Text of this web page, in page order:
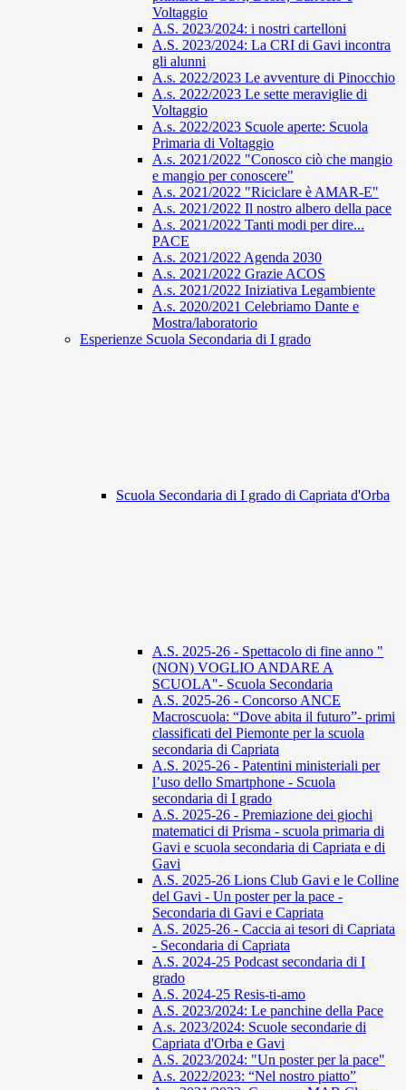
Voltaggio
A.S. 2023/2024: i nostri cartelloni
A.S. 2023/2024: La CRI di Gavi incontra
gli alunni
A.s. 2022/2023 Le avventure di Pinocchio
A.s. 2022/2023 Le sette meraviglie di
Voltaggio
A.s. 2022/2023 Scuole aperte: Scuola
Primaria di Voltaggio
A.s. 2021/2022 "Conosco ciò che mangio
e mangio per conoscere"
A.s. 2021/2022 "Riciclare è AMAR-E"
A.s. 2021/2022 Il nostro albero della pace
A.s. 2021/2022 Tanti modi per dire...
PACE
A.s. 2021/2022 Agenda 2030
A.s. 2021/2022 Grazie ACOS
A.s. 2021/2022 Iniziativa Legambiente
A.s. 2020/2021 Celebriamo Dante e
Mostra/laboratorio
Esperienze Scuola Secondaria di I grado
Scuola Secondaria di I grado di Capriata d'Orba
A.S. 2025-26 - Spettacolo di fine anno "
(NON) VOGLIO ANDARE A
SCUOLA"- Scuola Secondaria
A.S. 2025-26 - Concorso ANCE
Macroscuola: “Dove abita il futuro”- primi
classificati del Piemonte per la scuola
secondaria di Capriata
A.S. 2025-26 - Patentini ministeriali per
l’uso dello Smartphone - Scuola
secondaria di I grado
A.S. 2025-26 - Premiazione dei giochi
matematici di Prisma - scuola primaria di
Gavi e scuola secondaria di Capriata e di
Gavi
A.S. 2025-26 Lions Club Gavi e le Colline
del Gavi - Un poster per la pace -
Secondaria di Gavi e Capriata
A.S. 2025-26 - Caccia ai tesori di Capriata
- Secondaria di Capriata
A.S. 2024-25 Podcast secondaria di I
grado
A.S. 2024-25 Resis-ti-amo
A.S. 2023/2024: Le panchine della Pace
A.s. 2023/2024: Scuole secondarie di
Capriata d'Orba e Gavi
A.S. 2023/2024: "Un poster per la pace"
A.s. 2022/2023: “Nel nostro piatto”